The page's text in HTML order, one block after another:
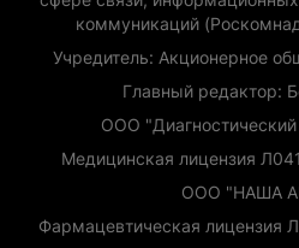
коммуникаций
Учредитель: Акционерное
Главный редактор:
ООО "Диагностический
Медицинская лицензия
ООО "НАША
Фармацевтическая лицензия